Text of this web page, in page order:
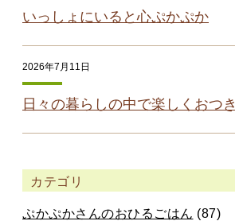
いっしょにいると心ぷかぷか
2026年7月11日
日々の暮らしの中で楽しくおつ
カテゴリ
ぷかぷかさんのおひるごはん (87)